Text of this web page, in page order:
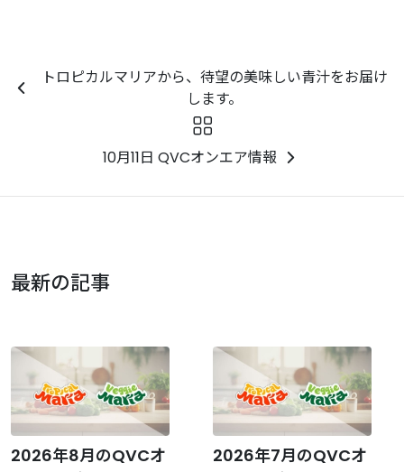
トロピカルマリアから、待望の美味しい青汁をお届け
します。
10月11日 QVCオンエア情報
最新の記事
2026年8月のQVCオ
2026年7月のQVCオ